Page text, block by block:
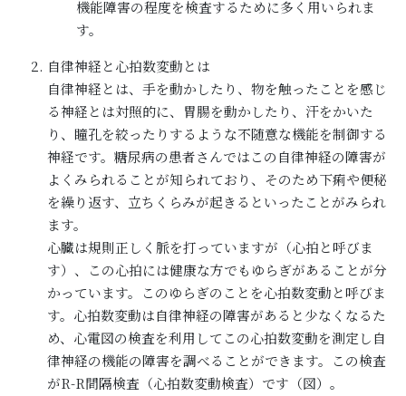
機能障害の程度を検査するために多く用いられま
す。
自律神経と心拍数変動とは
自律神経とは、手を動かしたり、物を触ったことを感じ
る神経とは対照的に、胃腸を動かしたり、汗をかいた
り、瞳孔を絞ったりするような不随意な機能を制御する
神経です。糖尿病の患者さんではこの自律神経の障害が
よくみられることが知られており、そのため下痢や便秘
を繰り返す、立ちくらみが起きるといったことがみられ
ます。
心臓は規則正しく脈を打っていますが（心拍と呼びま
す）、この心拍には健康な方でもゆらぎがあることが分
かっています。このゆらぎのことを心拍数変動と呼びま
す。心拍数変動は自律神経の障害があると少なくなるた
め、心電図の検査を利用してこの心拍数変動を測定し自
律神経の機能の障害を調べることができます。この検査
がR-R間隔検査（心拍数変動検査）です（図）。